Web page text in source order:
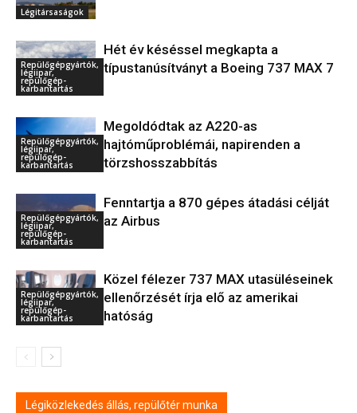
Légitársaságok
Repülőgépgyártók,
légiipar,
repülőgép-
karbantartás
Hét év késéssel megkapta a
típustanúsítványt a Boeing 737 MAX 7
Repülőgépgyártók,
légiipar,
repülőgép-
karbantartás
Megoldódtak az A220-as
hajtóműproblémái, napirenden a
törzshosszabbítás
Repülőgépgyártók,
légiipar,
repülőgép-
karbantartás
Fenntartja a 870 gépes átadási célját
az Airbus
Repülőgépgyártók,
légiipar,
repülőgép-
karbantartás
Közel félezer 737 MAX utasüléseinek
ellenőrzését írja elő az amerikai
hatóság
Légiközlekedés állás, repülőtér munka